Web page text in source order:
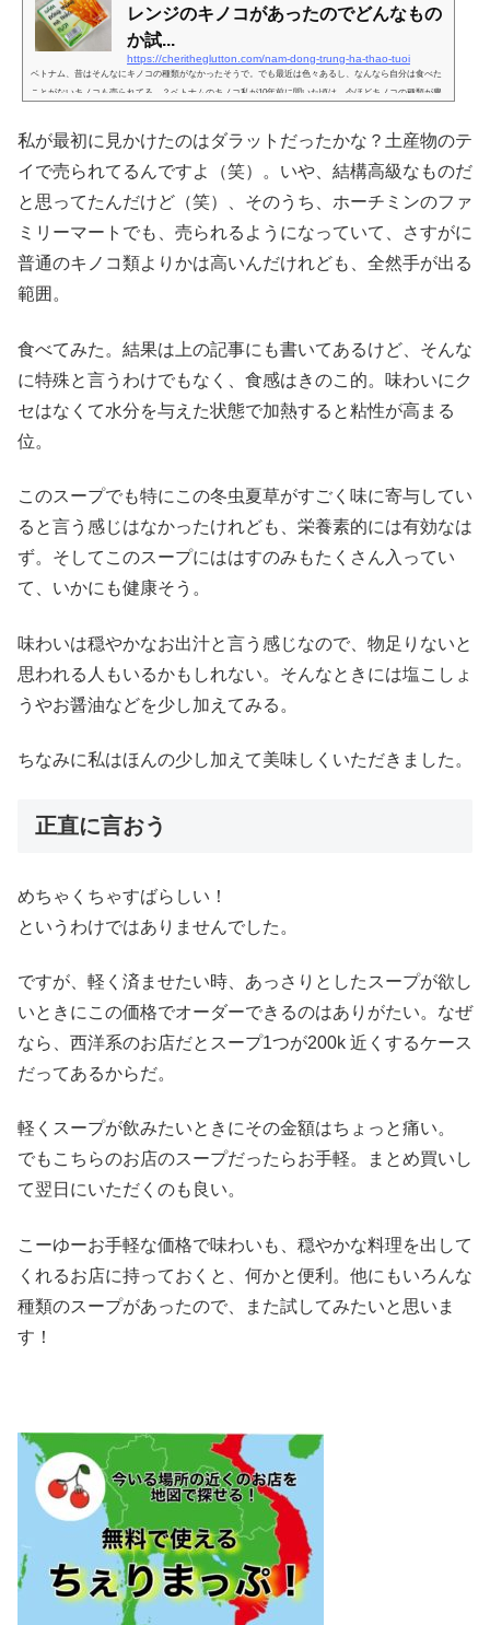
レンジのキノコがあったのでどんなもの
か試...
https://cheritheglutton.com/nam-dong-trung-ha-thao-tuoi
ベトナム、昔はそんなにキノコの種類がなかったそうで。でも最近は色々あるし、なんなら自分は食べた
ことがないキノコも売られてる…？ベトナムのキノコ私が10年前に聞いた頃は、今ほどキノコの種類が豊
のですが（缶詰でしか見たことがなかった自分は生の袋茸を見て大感激した）その他のキノコはそんなに
たくさんなかったそう。そこで。ガイドブックの常連で、現在も複数店舗を誇る、キノコ鍋のASHIMAさ
んが多種類のキノコを集めてキノ...
私が最初に見かけたのはダラットだったかな？土産物のテ
イで売られてるんですよ（笑）。いや、結構高級なものだ
と思ってたんだけど（笑）、そのうち、ホーチミンのファ
ミリーマートでも、売られるようになっていて、さすがに
普通のキノコ類よりかは高いんだけれども、全然手が出る
範囲。
食べてみた。結果は上の記事にも書いてあるけど、そんな
に特殊と言うわけでもなく、食感はきのこ的。味わいにク
セはなくて水分を与えた状態で加熱すると粘性が高まる
位。
このスープでも特にこの冬虫夏草がすごく味に寄与してい
ると言う感じはなかったけれども、栄養素的には有効なは
ず。そしてこのスープにははすのみもたくさん入ってい
て、いかにも健康そう。
味わいは穏やかなお出汁と言う感じなので、物足りないと
思われる人もいるかもしれない。そんなときには塩こしょ
うやお醤油などを少し加えてみる。
ちなみに私はほんの少し加えて美味しくいただきました。
正直に言おう
めちゃくちゃすばらしい！
というわけではありませんでした。
ですが、軽く済ませたい時、あっさりとしたスープが欲し
いときにこの価格でオーダーできるのはありがたい。なぜ
なら、西洋系のお店だとスープ1つが200k 近くするケース
だってあるからだ。
軽くスープが飲みたいときにその金額はちょっと痛い。
でもこちらのお店のスープだったらお手軽。まとめ買いし
て翌日にいただくのも良い。
こーゆーお手軽な価格で味わいも、穏やかな料理を出して
くれるお店に持っておくと、何かと便利。他にもいろんな
種類のスープがあったので、また試してみたいと思いま
す！